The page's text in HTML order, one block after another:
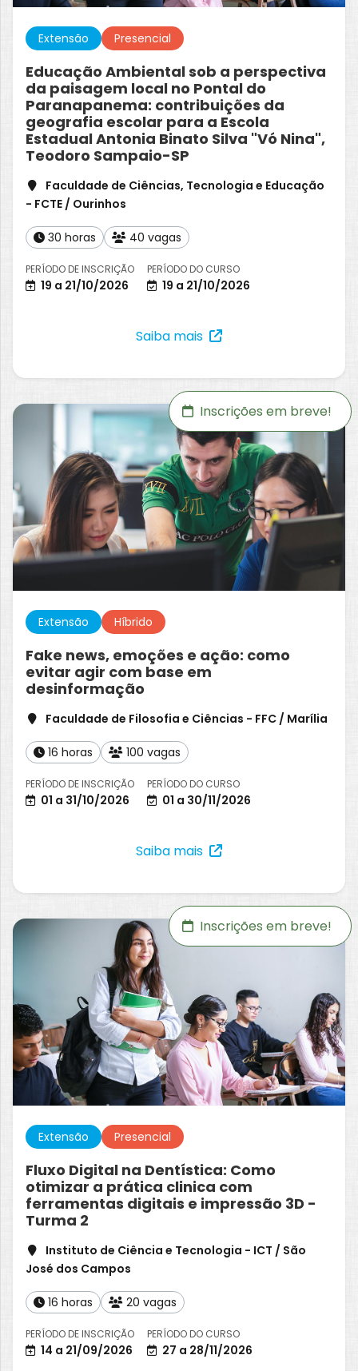
Extensão Presencial
Educação Ambiental sob a perspectiva
da paisagem local no Pontal do
Paranapanema: contribuições da
geografia escolar para a Escola
Estadual Antonia Binato Silva "Vó Nina",
Teodoro Sampaio-SP
Faculdade de Ciências, Tecnologia e Educação
- FCTE / Ourinhos
30 horas 40 vagas
PERÍODO DE INSCRIÇÃO
19 a 21/10/2026
PERÍODO DO CURSO
19 a 21/10/2026
Saiba mais
Inscrições em breve!
Extensão Híbrido
Fake news, emoções e ação: como
evitar agir com base em
desinformação
Faculdade de Filosofia e Ciências - FFC / Marília
16 horas 100 vagas
PERÍODO DE INSCRIÇÃO
01 a 31/10/2026
PERÍODO DO CURSO
01 a 30/11/2026
Saiba mais
Inscrições em breve!
Extensão Presencial
Fluxo Digital na Dentística: Como
otimizar a prática clinica com
ferramentas digitais e impressão 3D -
Turma 2
Instituto de Ciência e Tecnologia - ICT / São
José dos Campos
16 horas 20 vagas
PERÍODO DE INSCRIÇÃO
14 a 21/09/2026
PERÍODO DO CURSO
27 a 28/11/2026